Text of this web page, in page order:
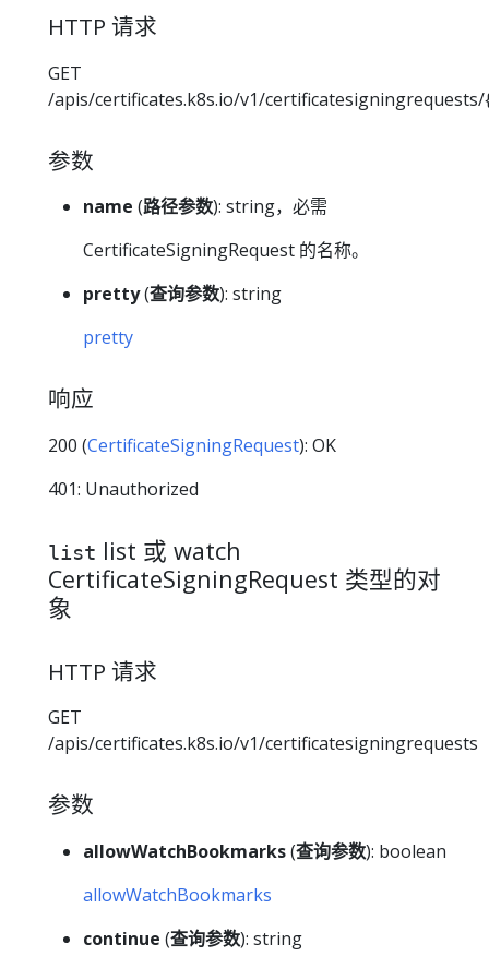
HTTP 请求
GET
/apis/certificates.k8s.io/v1/
参数
name (路径参数): string，必需
CertificateSigningRequest 的名称。
pretty(查询参数): string
pretty
响应
200 (CertificateSigningRequest): OK
401: Unauthorized
list list 或 watch
CertificateSigningRequest 类型的对
象
HTTP 请求
GET
/apis/certificates.k8s.io/v1/certificatesigningrequests
参数
allowWatchBookmarks(查询参数): boolean
allowWatchBookmarks
continue (查询参数): string